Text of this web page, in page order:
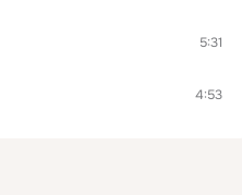
5:31
4:53